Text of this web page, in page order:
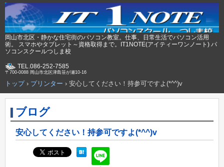
岡山市北区・静かな住宅街のパソコン教室。仕事、日常生活でパソコン活用
術。 スマホやタブレット～資格取得まで。IT1NOTE(アイティーワンノート) パ
ソコンスクールつしま校
TEL.086-252-7585
〒700-0088 岡山市北区津島笹が瀬10-16
トップ› プリンター › 安心してください！持参可ですよ(*^^)v
ブログ
安心してください！持参可ですよ(*^^)v